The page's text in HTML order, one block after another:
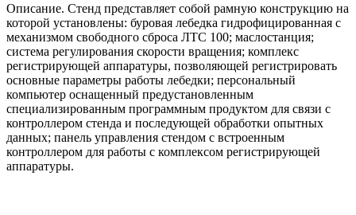
Описание. Стенд представляет собой рамную конструкцию на
которой установлены: буровая лебедка гидрофицированная с
механизмом свободного сброса ЛТС 100; маслостанция;
система регулирования скорости вращения; комплекс
регистрирующей аппаратуры, позволяющей регистрировать
основные параметры работы лебедки; персональный
компьютер оснащенный предустановленным
специализированным программным продуктом для связи с
контроллером стенда и последующей обработки опытных
данных; панель управления стендом с встроенным
контроллером для работы с комплексом регистрирующей
аппаратуры.